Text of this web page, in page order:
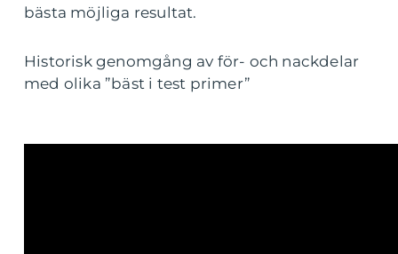
bästa möjliga resultat.
Historisk genomgång av för- och nackdelar
med olika ”bäst i test primer”